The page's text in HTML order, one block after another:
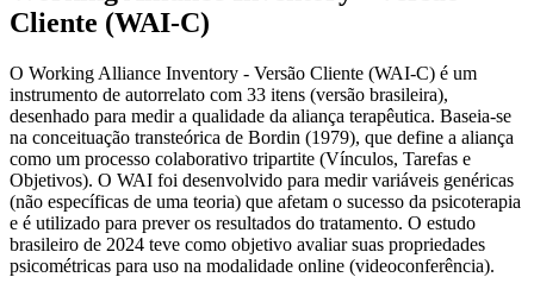
Cliente (WAI-C)
O Working Alliance Inventory - Versão Cliente (WAI-C) é um
instrumento de autorrelato com 33 itens (versão brasileira),
desenhado para medir a qualidade da aliança terapêutica. Baseia-se
na conceituação transteórica de Bordin (1979), que define a aliança
como um processo colaborativo tripartite (Vínculos, Tarefas e
Objetivos). O WAI foi desenvolvido para medir variáveis genéricas
(não específicas de uma teoria) que afetam o sucesso da psicoterapia
e é utilizado para prever os resultados do tratamento. O estudo
brasileiro de 2024 teve como objetivo avaliar suas propriedades
psicométricas para uso na modalidade online (videoconferência).